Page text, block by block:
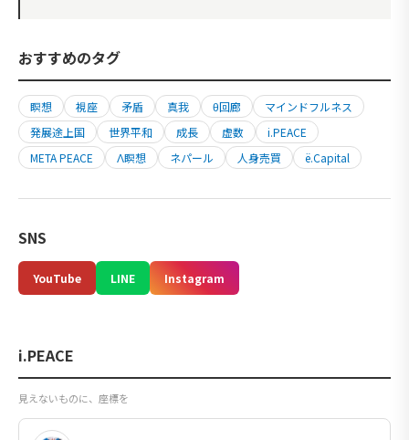
おすすめのタグ
瞑想 視座 矛盾 真我 θ回廊
マインドフルネス
発展途上国
世界平和 成長 虚数
i.PEACE
META PEACE
Λ瞑想 ネパール 人身売買 ë.Capital
SNS
YouTube LINE Instagram
i.PEACE
見えないものに、座標を